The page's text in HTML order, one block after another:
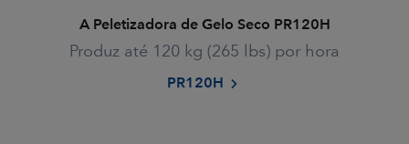
A Peletizadora de Gelo Seco PR120H
Produz até 120 kg (265 lbs) por hora
PR120H